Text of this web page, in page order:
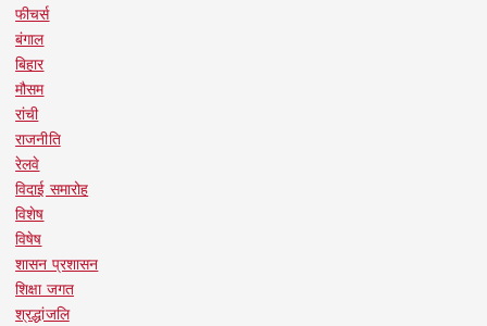
फीचर्स
बंगाल
बिहार
मौसम
रांची
राजनीति
रेलवे
विदाई समारोह
विशेष
विषेष
शासन प्रशासन
शिक्षा जगत
श्रद्धांजलि